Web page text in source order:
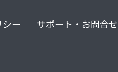
ー サポート・お問合せ